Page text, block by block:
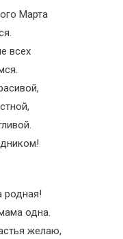
Марта
всех
родная!
одна.
желаю,